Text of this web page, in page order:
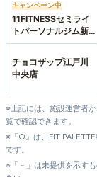
キャンペーン中
11FITNESSセミライ
トパーソナルジム新
小岩店
チョコザップ江戸川
中央店
※上記には、施設運営者
覧で確認できます。
※「○」は、FIT
です。
※「－」は未提供を示す